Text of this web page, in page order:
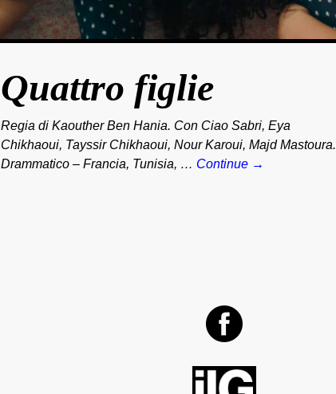
Quattro figlie
Regia di Kaouther Ben Hania. Con Ciao Sabri, Eya
Chikhaoui, Tayssir Chikhaoui, Nour Karoui, Majd Mastoura.
Drammatico – Francia, Tunisia, … Continue →